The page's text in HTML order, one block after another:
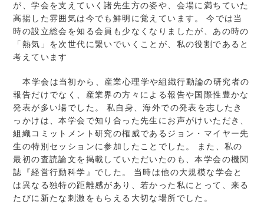
が、学会を支えていく諸先生方の姿や、会場に満ちていた
高揚した雰囲気は今でも鮮明に覚えています。 今では当
時の設立総会を知る会員も少なくなりましたが、あの時の
「熱気」を次世代に繋いでいくことが、私の役割であると
考えています
本学会は当初から、産業心理学や組織行動論の研究者の
報告だけでなく、産業界の方々による報告や国際性豊かな
発表が多い場でした。 私自身、海外での発表を志したき
っかけは、本学会で知り合った先生にお声がけいただき、
組織コミットメント研究の権威であるジョン・マイヤー先
生の特別セッションに参加したことでした。 また、私の
最初の査読論文を掲載していただいたのも、本学会の機関
誌『経営行動科学』でした。 当時は他の大規模な学会と
は異なる独特の距離感があり、若かった私にとって、来る
たびに新たな刺激をもらえる大切な場所でした。